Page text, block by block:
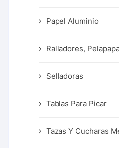
Papel Aluminio
Ralladores,
Selladoras
Tablas Para Picar
Tazas Y Cucharas